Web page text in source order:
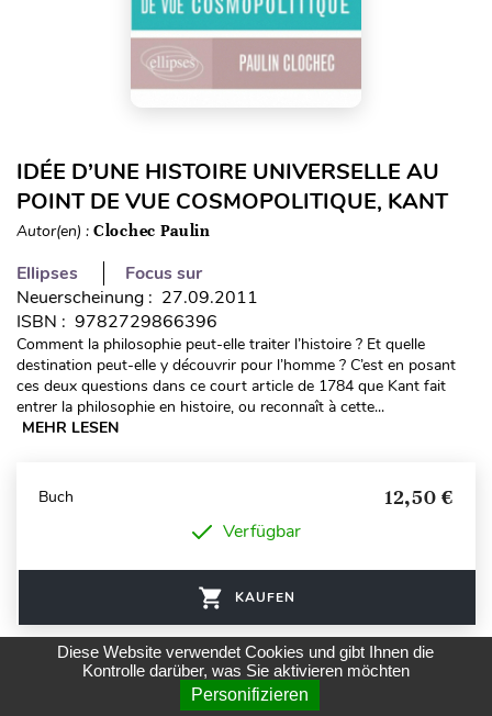
IDÉE D’UNE HISTOIRE UNIVERSELLE AU
POINT DE VUE COSMOPOLITIQUE, KANT
Autor(en) : Clochec Paulin
Ellipses
Focus sur
Neuerscheinung : 27.09.2011
ISBN : 9782729866396
Comment la philosophie peut-elle traiter l’histoire ? Et quelle
destination peut-elle y découvrir pour l’homme ? C’est en posant
ces deux questions dans ce court article de 1784 que Kant fait
entrer la philosophie en histoire, ou reconnaît à cette...
MEHR LESEN
Buch 12,50 €
Verfügbar
KAUFEN
Verfügbarkeitsdatum, vom neuesten zum ältesten
20
Diese Website verwendet Cookies und gibt Ihnen die
Kontrolle darüber, was Sie aktivieren möchten
Personifizieren